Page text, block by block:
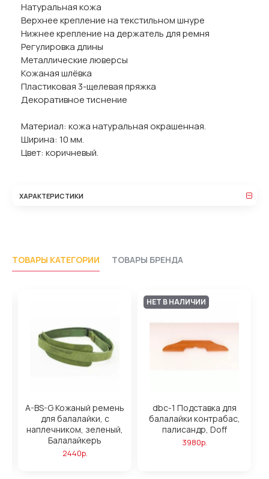
Натуральная кожа
Верхнее крепление на текстильном шнуре
Нижнее крепление на держатель для ремня
Регулировка длины
Металлические люверсы
Кожаная шлёвка
Пластиковая 3-щелевая пряжка
Декоративное тиснение
Материал: кожа натуральная окрашенная.
Ширина: 10 мм.
Цвет: коричневый.
ХАРАКТЕРИСТИКИ
ТОВАРЫ КАТЕГОРИИ ТОВАРЫ БРЕНДА
A-BS-G Кожаный ремень
для балалайки, с
наплечником, зеленый,
Балалайкеръ
2440р.
НЕТ В НАЛИЧИИ
dbc-1 Подставка для
балалайки контрабас,
палисандр, Doff
3980р.